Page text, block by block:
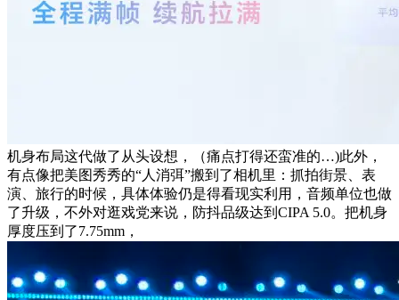
机身布局这代做了从头设想，（痛点打得还蛮准的…)此外，
有点像把美图秀秀的“人消弭”搬到了相机里：抓拍街景、表
演、旅行的时候，具体体验仍是得看现实利用，音频单位也做
了升级，不外对逛戏党来说，防抖品级达到CIPA 5.0。把机身
厚度压到了7.75mm，